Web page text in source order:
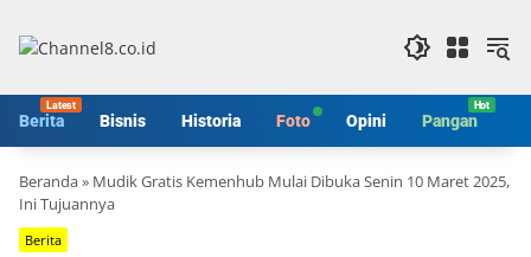
konten
Berita Bisnis Historia Foto Opini Pangan
Beranda» Mudik Gratis Kemenhub Mulai Dibuka Senin 10 Maret 2025,
Ini Tujuannya
Berita